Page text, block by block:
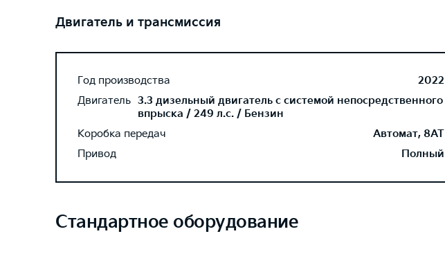
Двигатель и трансмиссия
Год производства
2022
Двигатель 3.3 дизельный двигатель с системой непосредственного
впрыска / 249 л.с. / Бензин
Коробка передач
Автомат, 8AT
Привод
Полный
Стандартное оборудование